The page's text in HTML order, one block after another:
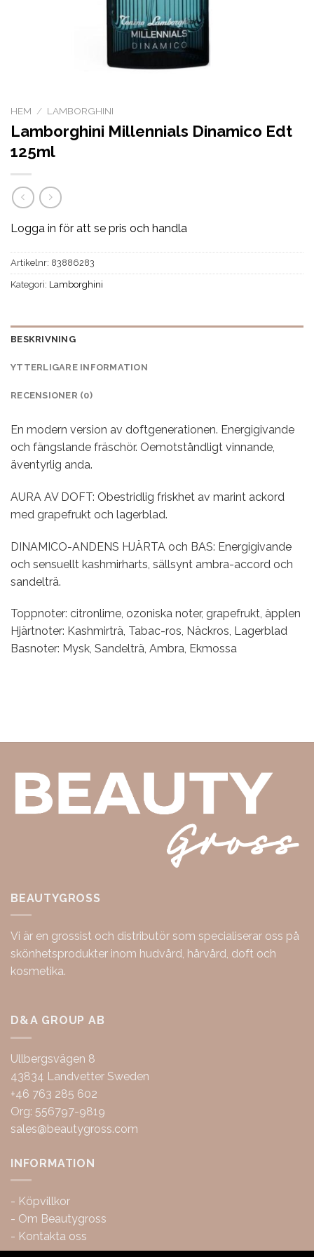
HEM / LAMBORGHINI
Lamborghini Millennials Dinamico Edt
125ml
Logga in för att se pris och handla
Artikelnr: 83886283
Kategori: Lamborghini
BESKRIVNING
YTTERLIGARE INFORMATION
RECENSIONER (0)
En modern version av doftgenerationen. Energigivande
och fängslande fräschör. Oemotståndligt vinnande,
äventyrlig anda.
AURA AV DOFT: Obestridlig friskhet av marint ackord
med grapefrukt och lagerblad.
DINAMICO-ANDENS HJÄRTA och BAS: Energigivande
och sensuellt kashmirharts, sällsynt ambra-accord och
sandelträ.
Toppnoter: citronlime, ozoniska noter, grapefrukt, äpplen
Hjärtnoter: Kashmirträ, Tabac-ros, Näckros, Lagerblad
Basnoter: Mysk, Sandelträ, Ambra, Ekmossa
BEAUTYGROSS
Vi är en grossist och distributör som specialiserar oss på
skönhetsprodukter inom hudvård, hårvård, doft och
kosmetika.
D&A GROUP AB
Ullbergsvägen 8
43834 Landvetter Sweden
+46 763 285 602
Org: 556797-9819
sales@beautygross.com
INFORMATION
- Köpvillkor
- Om Beautygross
- Kontakta oss